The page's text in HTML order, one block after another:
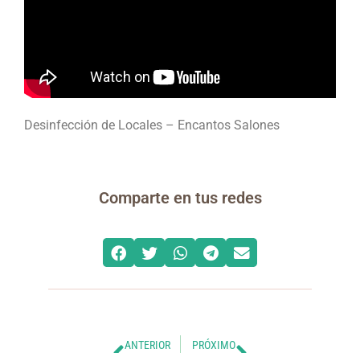
Desinfección de Locales – Encantos Salones
Comparte en tus redes
ANTERIOR PRÓXIMO